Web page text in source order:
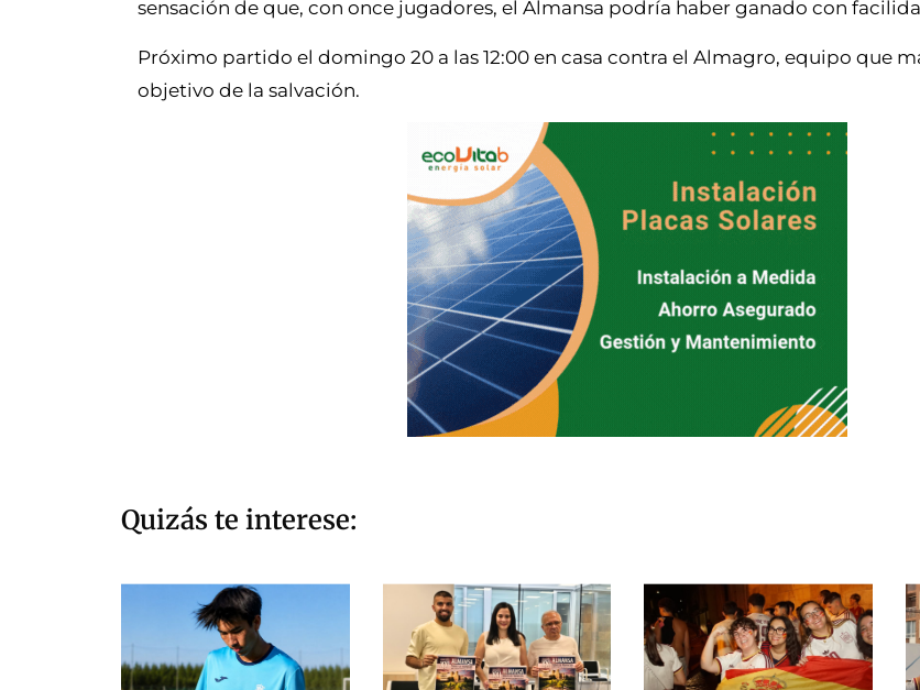
sensación de que, con once jugadores, el Almansa podría haber ganado con
Próximo partido el domingo 20 a las 12:00 en casa contra el Almagro, equipo que
objetivo de la salvación.
Quizás te interese: